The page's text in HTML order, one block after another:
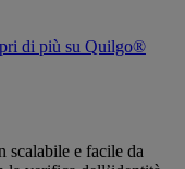
di più su Quilgo®️
e facile da